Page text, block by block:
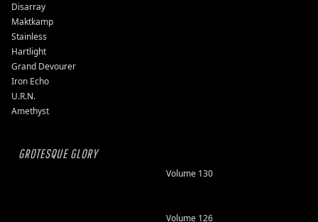
Disarray
Maktkamp
Stainless
Hartlight
Grand Devourer
Iron Echo
U.R.N.
Amethyst
GROTESQUE GLORY
Volume 130
Volume 126